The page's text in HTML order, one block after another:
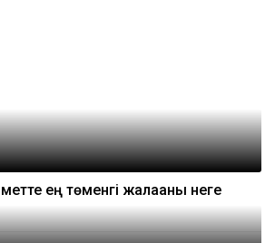
ең төменгі жалақаны неге